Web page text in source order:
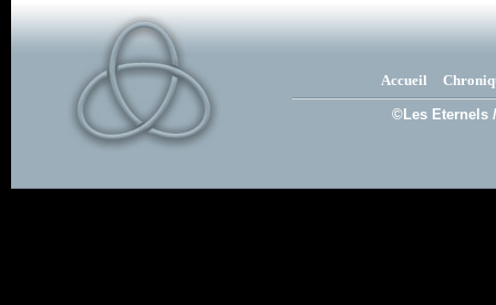
Accueil
©Les Eternels